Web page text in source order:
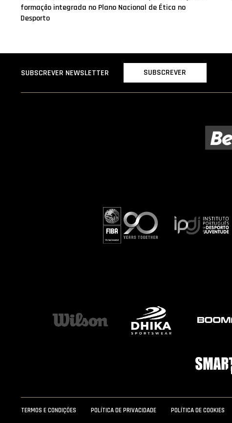
formação integrada no Plano Nacional de Ética no
Desporto
SUBSCREVER NEWSLETTER SUBSCREVER
TERMOS E CONDIÇÕES POLÍTICA DE PRIVACIDADE POLÍTICA DE COOKIES